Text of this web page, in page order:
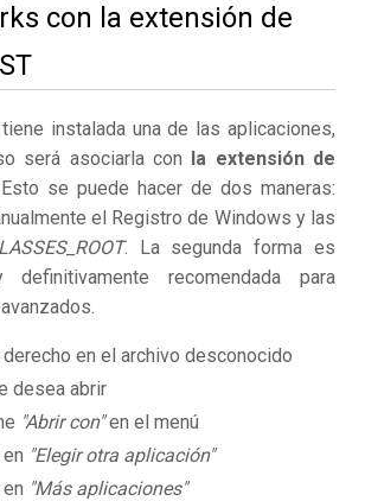
con la extensión de
instalada una de las aplicaciones,
será asociarla con la extensión de
se puede hacer de dos maneras:
el Registro de Windows y las
. La segunda forma es
recomendada para
derecho en el archivo desconocido
desea abrir
"Abrir con"en el menú
"Elegir otra aplicación"
"Más aplicaciones"